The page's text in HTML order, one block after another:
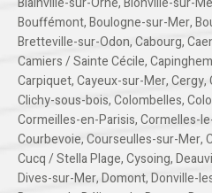
Bouffémont,Boulogne-sur-Mer,
Bretteville-sur-Odon,Cabourg,
Camiers / Sainte Cécile,Capinghem
Carpiquet,Cayeux-sur-Mer,Cergy,
Clichy-sous-bois,Colombelles,
Cormeilles-en-Parisis,Cormelles-
Courbevoie,Courseulles-sur-Mer,
Cucq / Stella Plage,Cysoing,
Dives-sur-Mer,Domont,Donville-